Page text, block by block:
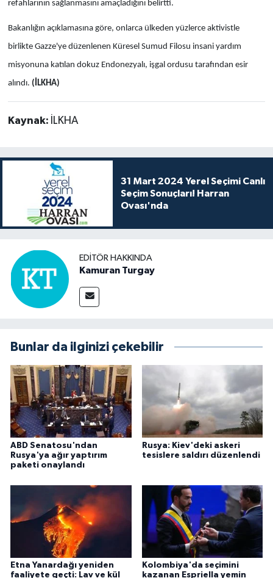
refahlarının sağlanmasını amaçladığını belirtti.
Bakanlığın açıklamasına göre, onlarca ülkeden yüzlerce aktivistle
birlikte Gazze'ye düzenlenen Küresel Sumud Filosu insani yardım
misyonuna katılan dokuz Endonezyalı, işgal ordusu tarafından esir
alındı. (İLKHA)
Kaynak: İLKHA
31 Mart 2024 Yerel Seçimi Canlı
Seçim Sonuçları! Harran
Ovası'nda
EDITÖR HAKKINDA
Kamuran Turgay
Bunlar da ilginizi çekebilir
ABD Senatosu'ndan
Rusya'ya ağır yaptırım
paketi onaylandı
Rusya: Kiev'deki askeri
tesislere saldırı düzenlendi
Etna Yanardağı yeniden
faaliyete geçti: Lav ve kül
Kolombiya'da seçimini
kazanan Espriella yemin